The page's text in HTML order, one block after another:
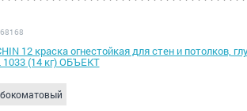
12 краска огнестойкая для стен и потолков,
1033 (14 кг) ОБЪЕКТ